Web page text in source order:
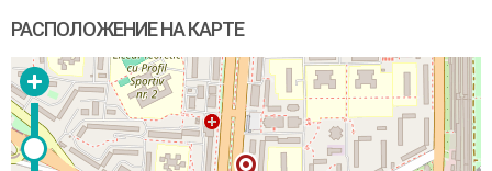
РАСПОЛОЖЕНИЕ НА КАРТЕ